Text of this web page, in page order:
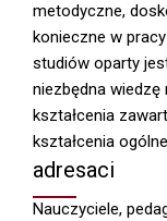
metodyczne,
konieczne w
studiów oparty
niezbędna
kształcenia
kształcenia
adresaci
Nauczyciele,